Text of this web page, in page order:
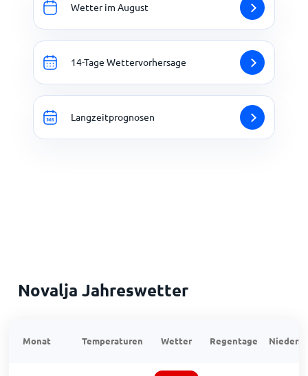
Wetter im August
14-Tage Wettervorhersage
Langzeitprognosen
Novalja Jahreswetter
Monat Temperaturen Wetter Regentage